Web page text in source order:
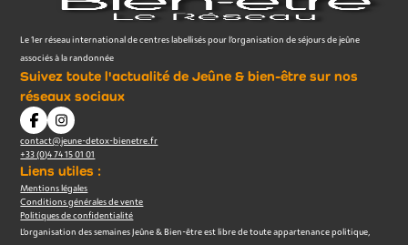
Le 1er réseau international de centres labellisés pour l’organisation de séjours de jeûne
associés à la randonnée
Suivez toute l'actualité de Jeûne & bien-être sur nos
réseaux sociaux
contact@jeune-detox-bienetre.fr
+33 (0)4 74 15 01 01
Liens utiles :
Mentions légales
Conditions générales de vente
Politiques de confidentialité
L’organisation des semaines Jeûne & Bien-être est libre de toute appartenance politique,